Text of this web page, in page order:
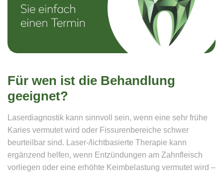
Für wen ist die Behandlung
geeignet?
Laserdiagnostik kann sinnvoll sein, wenn eine sehr frühe
Karies vermutet wird oder Fissurenbereiche schwer
beurteilbar sind. Laser-/lichtbasierte Therapie kann
ergänzend helfen, wenn Entzündungen am Zahnfleisch
vorliegen oder eine erhöhte Keimbelastung vermutet wird –